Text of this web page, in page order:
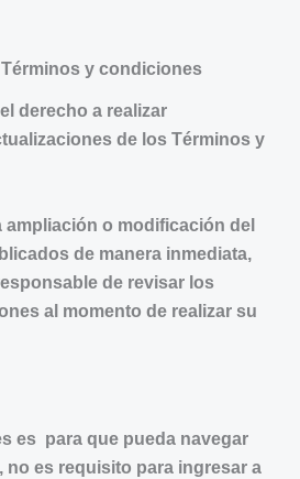
y condiciones
derecho a realizar
de los Términos y
ampliación o modificación del
de manera inmediata,
de revisar los
al momento de realizar su
es para que pueda navegar
no es requisito para ingresar a